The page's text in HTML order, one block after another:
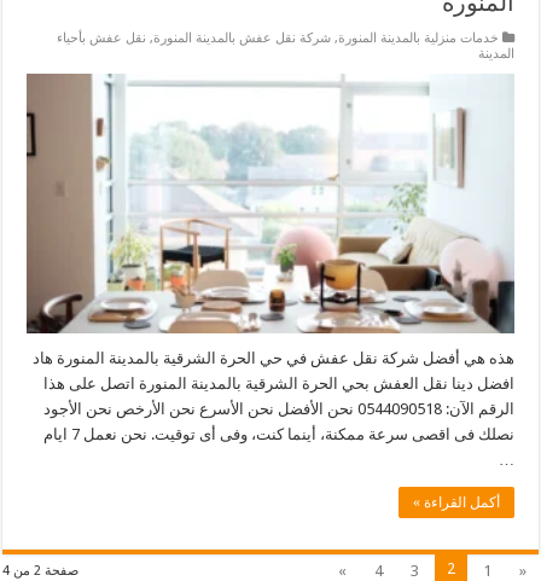
خدمات منزلية بالمدينة المنورة,شركة نقل عفش بالمدينة المنورة, نقل عفش بأحياء
المدينة
هذه هي أفضل شركة نقل عفش في حي الحرة الشرقية بالمدينة المنورة هاد
افضل دينا نقل العفش بحي الحرة الشرقية بالمدينة المنورة اتصل على هذا
الرقم الآن: 0544090518 نحن الأفضل نحن الأسرع نحن الأرخص نحن الأجود
نصلك فى اقصى سرعة ممكنة، أينما كنت، وفى أى توقيت. نحن نعمل 7 ايام
أكمل القراءة »
صفحة 2 من 4 «
1
2
3
4
»